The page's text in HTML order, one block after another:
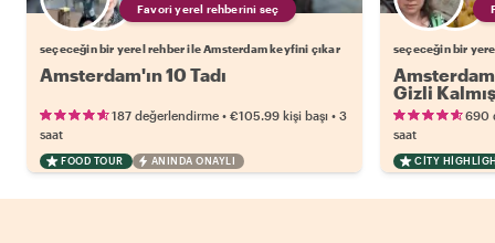
Favori yerel rehberini seç
seçeceğin bir yerel rehber ile Amsterdam keyfini çıkar
Amsterdam'ın 10 Tadı
187 değerlendirme • €105.99 kişi başı • 3
saat
FOOD TOUR ANINDA ONAYLI
seçeceğin bir
Gizli
690
saat
CITY